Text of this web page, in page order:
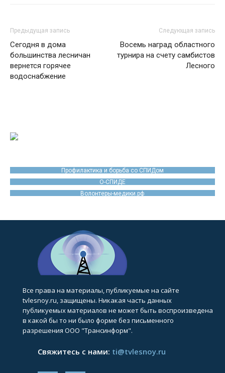
Предыдущая запись
Сегодня в дома
большинства лесничан
вернется горячее
водоснабжение
Следующая запись
Восемь наград областного
турнира на счету самбистов
Лесного
Профилактика и борьба со СПИДом
О-СПИДЕ
Волонтеры-медики.рф
Все права на материалы, публикуемые на сайте
tvlesnoy.ru, защищены. Никакая часть данных
публикуемых материалов не может быть воспроизведена
в какой бы то ни было форме без письменного
разрешения ООО "Трансинформ".
Свяжитесь с нами: ti@tvlesnoy.ru